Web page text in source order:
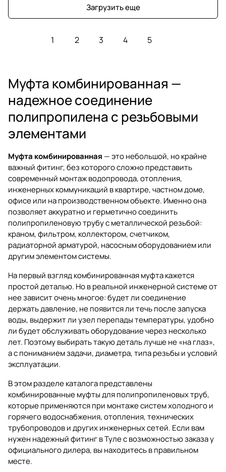
Загрузить еще
1 2 3 4 5
Муфта комбинированная —
надежное соединение
полипропилена с резьбовыми
элементами
Муфта комбинированная — это небольшой, но крайне
важный фитинг, без которого сложно представить
современный монтаж водопровода, отопления,
инженерных коммуникаций в квартире, частном доме,
офисе или на производственном объекте. Именно она
позволяет аккуратно и герметично соединить
полипропиленовую трубу с металлической резьбой:
краном, фильтром, коллектором, счетчиком,
радиаторной арматурой, насосным оборудованием или
другим элементом системы.
На первый взгляд комбинированная муфта кажется
простой деталью. Но в реальной инженерной системе от
нее зависит очень многое: будет ли соединение
держать давление, не появится ли течь после запуска
воды, выдержит ли узел перепады температуры, удобно
ли будет обслуживать оборудование через несколько
лет. Поэтому выбирать такую деталь лучше не «на глаз»,
а с пониманием задачи, диаметра, типа резьбы и условий
эксплуатации.
В этом разделе каталога представлены
комбинированные муфты для полипропиленовых труб,
которые применяются при монтаже систем холодного и
горячего водоснабжения, отопления, технических
трубопроводов и других инженерных сетей. Если вам
нужен надежный фитинг в Туле с возможностью заказа у
официального дилера, вы находитесь в правильном
месте.